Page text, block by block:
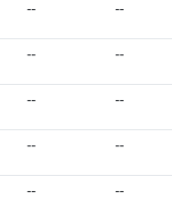
-- --
-- --
-- --
-- --
-- --